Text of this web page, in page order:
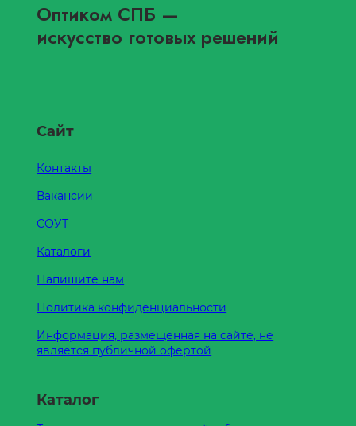
Оптиком СПБ —
искусство готовых решений
Сайт
Контакты
Вакансии
СОУТ
Каталоги
Напишите нам
Политика конфиденциальности
Информация, размещенная на сайте, не
является публичной офертой
Каталог